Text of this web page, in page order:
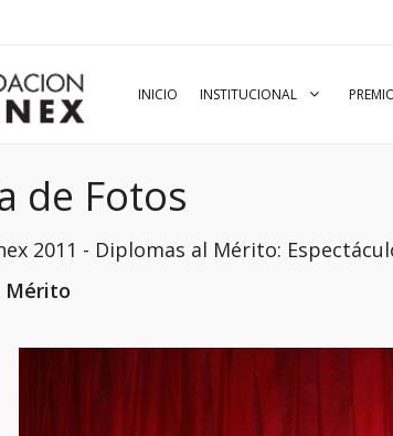
INICIO INSTITUCIONAL
de Fotos
2011 - Diplomas al Mérito:
Mérito